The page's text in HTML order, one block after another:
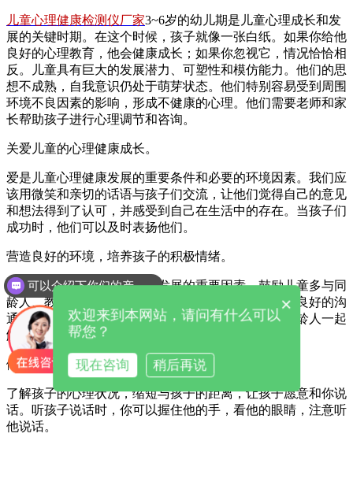
儿童心理健康检测仪厂家3~6岁的幼儿期是儿童心理成长和发
展的关键时期。在这个时候，孩子就像一张白纸。如果你给他
良好的心理教育，他会健康成长；如果你忽视它，情况恰恰相
反。儿童具有巨大的发展潜力、可塑性和模仿能力。他们的思
想不成熟，自我意识仍处于萌芽状态。他们特别容易受到周围
环境不良因素的影响，形成不健康的心理。他们需要老师和家
长帮助孩子进行心理调节和咨询。
关爱儿童的心理健康成长。
爱是儿童心理健康发展的重要条件和必要的环境因素。我们应
该用微笑和亲切的话语与孩子们交流，让他们觉得自己的意见
和想法得到了认可，并感受到自己在生活中的存在。当孩子们
成功时，他们可以及时表扬他们。
营造良好的环境，培养孩子的积极情绪。
快乐的心情是儿童心理健康发展的重要因素。鼓励儿童多与同
龄人、教师沟通、沟通、尊重、合作、帮助、宽容等良好的沟
通质量。培养儿童在沟通中感受爱的能力，以及与同龄人一起
解决简单问题的能力。
倾听孩子的故事，给予鼓励和认可。
了解孩子的心理状况，缩短与孩子的距离，让孩子愿意和你说
话。听孩子说话时，你可以握住他的手，看他的眼睛，注意听
他说话。
可以介绍下你们的产品么
×
欢迎来到本网站，请问有什么可以
帮您？
现在咨询 稍后再说